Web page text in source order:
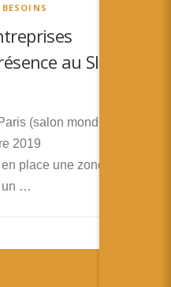
au SILMO
(salon mondial de
2019
place une zone dédiée à
un …